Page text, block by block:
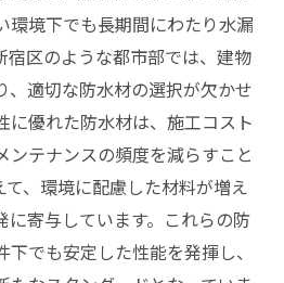
環境下でも長期間にわたり水漏
宿区のような都市部では、建物
、適切な防水材の選択が欠かせ
に優れた防水材は、施工コスト
ンテナンスの頻度を減らすこと
て、環境に配慮した材料が増え
に寄与しています。これらの防
でも安定した性能を発揮し、